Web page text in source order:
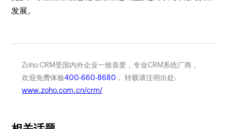
发展。
Zoho CRM受国内外企业一致喜爱，专业CRM系统厂商，
欢迎免费体验400-660-8680 ， 转载请注明出处:
www.zoho.com.cn/crm/